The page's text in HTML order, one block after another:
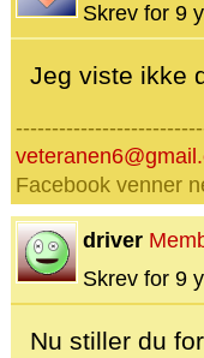
Skrev for 9
Jeg viste ikke
Facebook venner
driver
Skrev for 9
Nu stiller du